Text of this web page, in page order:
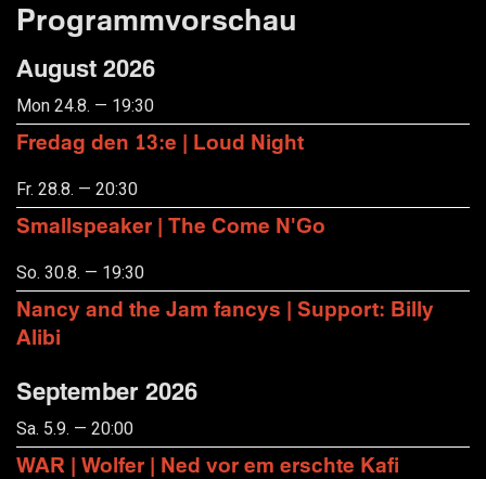
Programmvorschau
August 2026
Mon 24.8. — 19:30
Fredag den 13:e | Loud Night
Fr. 28.8. — 20:30
Smallspeaker | The Come N'Go
So. 30.8. — 19:30
Nancy and the Jam fancys | Support: Billy
Alibi
September 2026
Sa. 5.9. — 20:00
WAR | Wolfer | Ned vor em erschte Kafi